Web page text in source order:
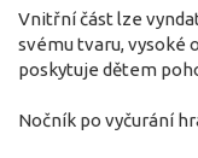
Vnitřní část lze
svému tvaru, vysoké
poskytuje dětem
Nočník po vyčurání